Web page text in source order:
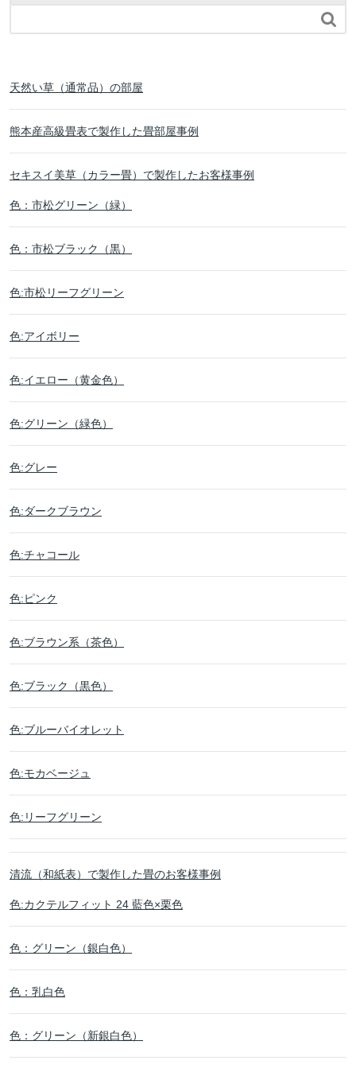

天然い草（通常品）の部屋
熊本産高級畳表で製作した畳部屋事例
セキスイ美草（カラー畳）で製作したお客様事例
色：市松グリーン（緑）
色：市松ブラック（黒）
色:市松リーフグリーン
色:アイボリー
色:イエロー（黄金色）
色:グリーン（緑色）
色:グレー
色:ダークブラウン
色:チャコール
色:ピンク
色:ブラウン系（茶色）
色:ブラック（黒色）
色:ブルーバイオレット
色:モカベージュ
色:リーフグリーン
清流（和紙表）で製作した畳のお客様事例
色:カクテルフィット 24 藍色×栗色
色：グリーン（銀白色）
色：乳白色
色：グリーン（新銀白色）